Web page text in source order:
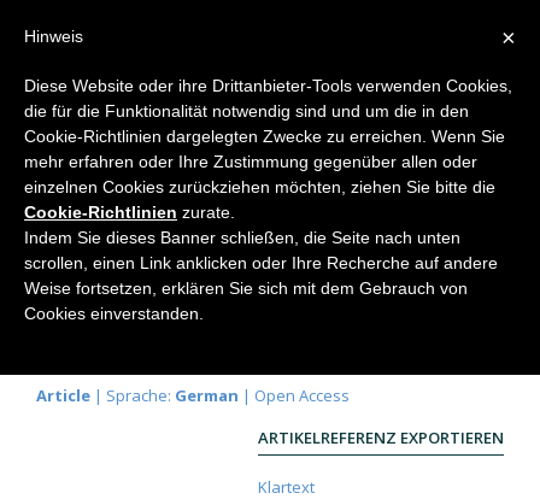
Home
Was ist ein «Elektron»?
Versuch eines Zugangs zur Quantenphysik
Johannes Kühl
Article | Sprache: German | Open Access
ARTIKELREFERENZ EXPORTIEREN
Klartext
×
Hinweis
Diese Website oder ihre Drittanbieter-Tools verwenden Cookies,
die für die Funktionalität notwendig sind und um die in den
Cookie-Richtlinien dargelegten Zwecke zu erreichen. Wenn Sie
mehr erfahren oder Ihre Zustimmung gegenüber allen oder
einzelnen Cookies zurückziehen möchten, ziehen Sie bitte die
Cookie-Richtlinien zurate.
Indem Sie dieses Banner schließen, die Seite nach unten
scrollen, einen Link anklicken oder Ihre Recherche auf andere
Weise fortsetzen, erklären Sie sich mit dem Gebrauch von
Cookies einverstanden.